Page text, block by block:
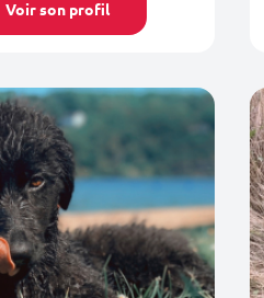
Voir son profil